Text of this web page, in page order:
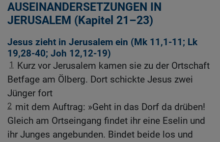
AUSEINANDERSETZUNGEN IN
JERUSALEM (Kapitel 21–23)
Jesus zieht in Jerusalem ein (Mk 11,1-11; Lk
19,28-40; Joh 12,12-19)
1
Kurz vor Jerusalem kamen sie zu der Ortschaft
Betfage am Ölberg. Dort schickte Jesus zwei
Jünger fort
2 mit dem Auftrag: »Geht in das Dorf da drüben!
Gleich am Ortseingang findet ihr eine Eselin und
ihr Junges angebunden. Bindet beide los und